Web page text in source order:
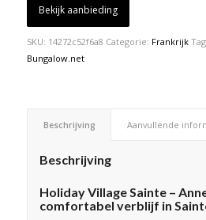
Bekijk aanbieding
SKU: 14272c52f6a8 Categorie: Frankrijk
Bungalow.net
Beschrijving Aanvullende
Beschrijving
Holiday Village Sainte –
comfortabel verblijf in